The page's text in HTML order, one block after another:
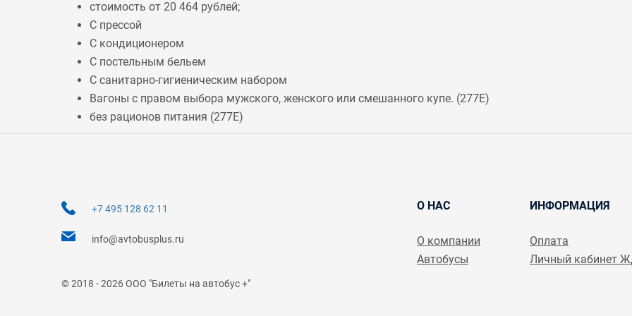
стоимость от 20 464 рублей;
С прессой
С кондиционером
С постельным бельем
С санитарно-гигиеническим набором
Вагоны с правом выбора мужского, женского или смешанного купе. (277Е)
без рационов питания (277Е)
+7 495 128 62 11
info@avtobusplus.ru
© 2018 - 2026 ООО "Билеты на автобус +"
О НАС
О компании
Автобусы
ИНФОРМАЦИЯ
Оплата
Личный кабинет